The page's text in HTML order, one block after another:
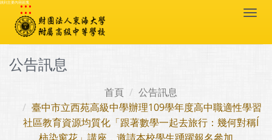
跳到主要內容區塊
:::
公告訊息
首頁
公告訊息
臺中市立西苑高級中學辦理109學年度高中職適性學習
社區教育資源均質化「跟著數學一起去旅行：幾何對稱Í